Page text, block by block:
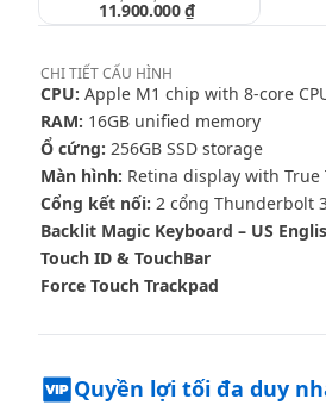
Space
11.900.000 ₫
CHI TIẾTCẤU HÌNH
CPU: Apple M1 chip with 8‑core
RAM: 16GB unified memory
Ổ cứng: 256GB SSD storage
Màn hình: Retina display with True
Cổng kết nối: 2 cổng Thunderbolt
Backlit Magic Keyboard – US
Touch ID & TouchBar
Force Touch Trackpad
Quyền lợi tối đa duy